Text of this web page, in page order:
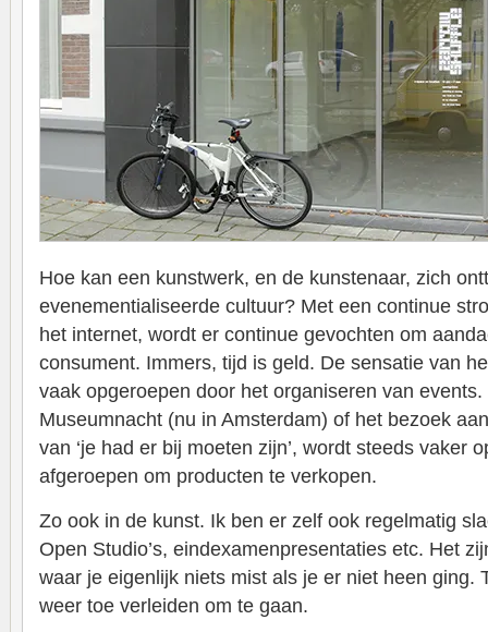
Hoe kan een kunstwerk, en de kunstenaar, zich
evenementialiseerde cultuur? Met een continue
het internet, wordt er continue gevochten om
consument. Immers, tijd is geld. De sensatie van
vaak opgeroepen door het organiseren van
Museumnacht (nu in Amsterdam) of het bezoek
van ‘je had er bij moeten zijn’, wordt steeds vaker
afgeroepen om producten te verkopen.
Zo ook in de kunst. Ik ben er zelf ook regelmatig
Open Studio’s, eindexamenpresentaties etc. Het
waar je eigenlijk niets mist als je er niet heen ging.
weer toe verleiden om te gaan.